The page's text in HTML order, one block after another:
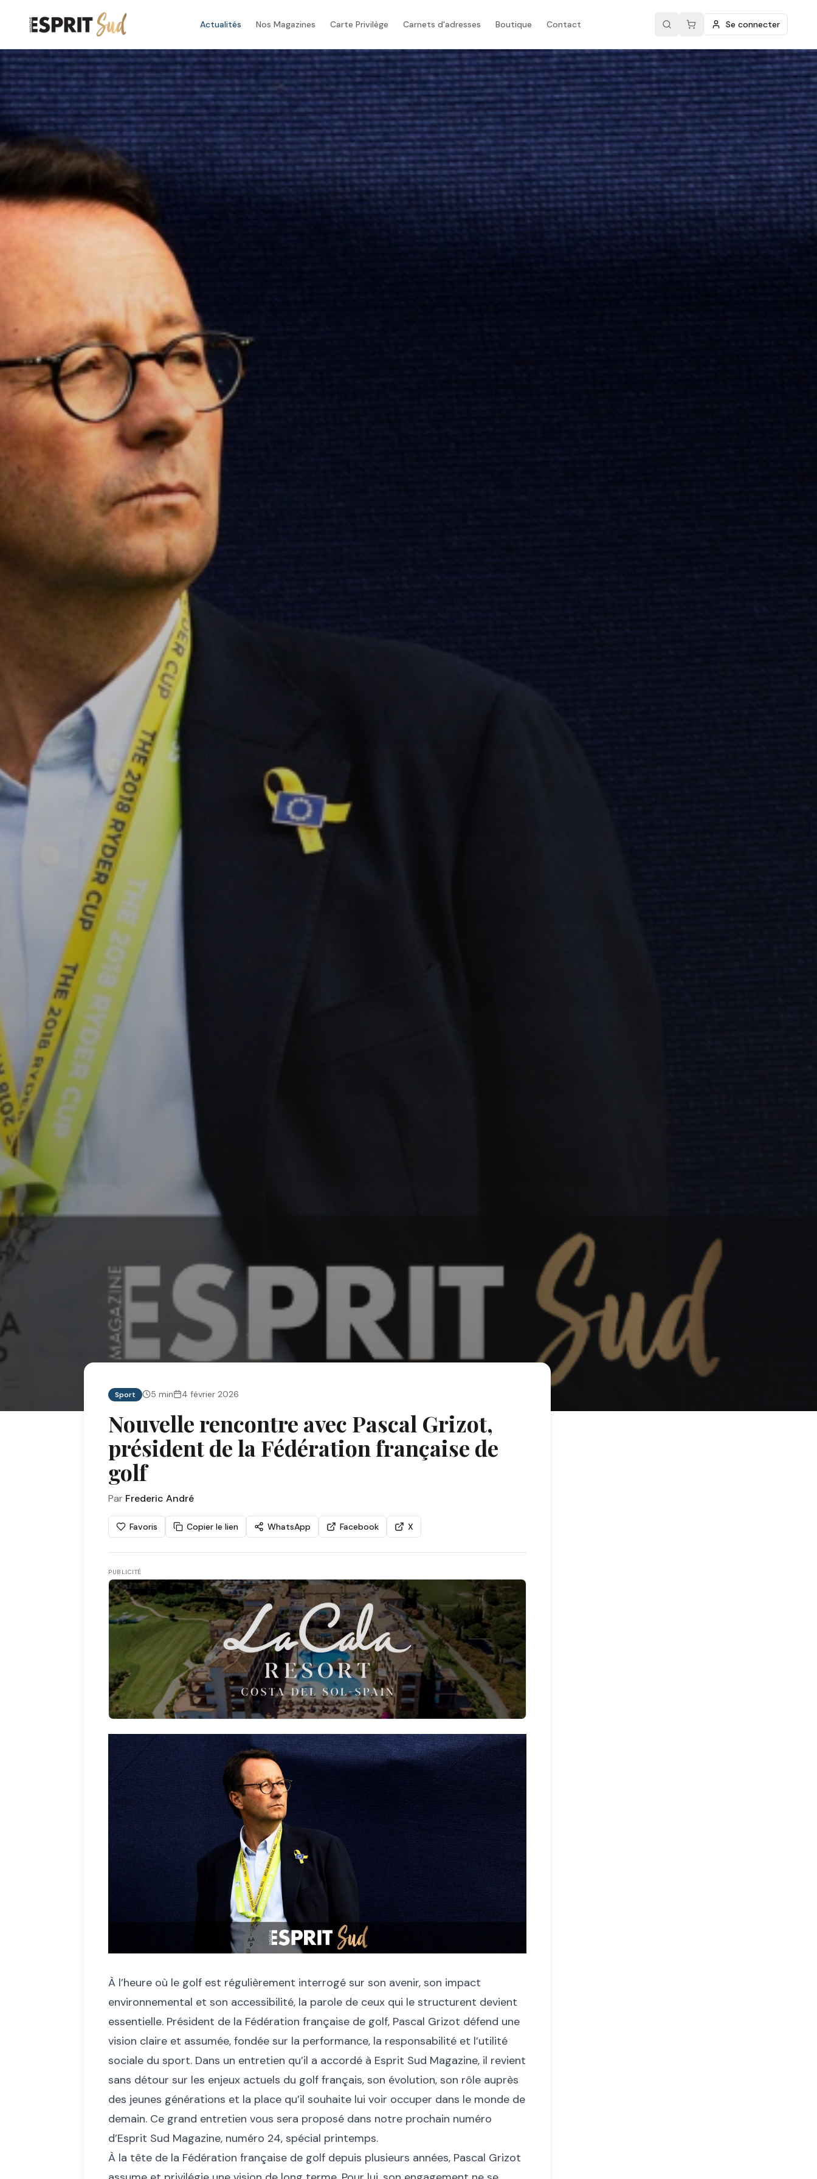
Actualités Nos Magazines Carte Privilège Carnets d'adresses Boutique Contact Se connecter
Sport 5 min 4 février 2026
Nouvelle rencontre avec Pascal Grizot,
président de la Fédération française de
golf
Par Frederic André
Favoris Copier le lien WhatsApp Facebook X
PUBLICITÉ
À l’heure où le golf est régulièrement interrogé sur son avenir, son impact
environnemental et son accessibilité, la parole de ceux qui le structurent devient
essentielle. Président de la Fédération française de golf, Pascal Grizot défend une
vision claire et assumée, fondée sur la performance, la responsabilité et l’utilité
sociale du sport. Dans un entretien qu’il a accordé à Esprit Sud Magazine, il revient
sans détour sur les enjeux actuels du golf français, son évolution, son rôle auprès
des jeunes générations et la place qu’il souhaite lui voir occuper dans le monde de
demain. Ce grand entretien vous sera proposé dans notre prochain numéro
d’Esprit Sud Magazine, numéro 24, spécial printemps.
À la tête de la Fédération française de golf depuis plusieurs années, Pascal Grizot